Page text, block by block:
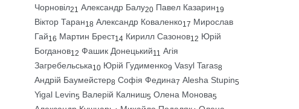
Чорновіл21 Александр Балу20 Павел Казарин19
Віктор Таран18 Александр Коваленко17 Мирослав
Гай16 Мартин Брест14 Кирилл Сазонов12 Юрій
Богданов12 Фашик Донецький11 Агія
Загребельська10 Юрій Гудименко9 Vasyl Taras8
Андрій Баумейстер8 Софія Федина7 Alesha Stupin5
Yigal Levin5 Валерій Калниш5 Олена Монова5